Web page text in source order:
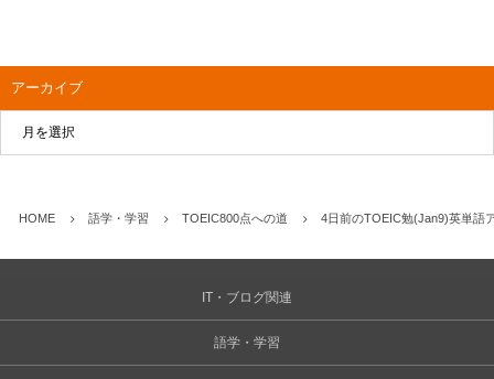
アーカイブ
HOME 語学・学習 TOEIC800点への道 4日前のTOEIC勉(Jan9)英単語
IT・ブログ関連
語学・学習